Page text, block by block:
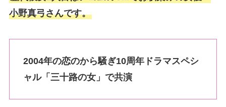
小野真弓さんです。
2004年の恋のから騒ぎ10周年ドラマスペシ
ャル「三十路の女」で共演